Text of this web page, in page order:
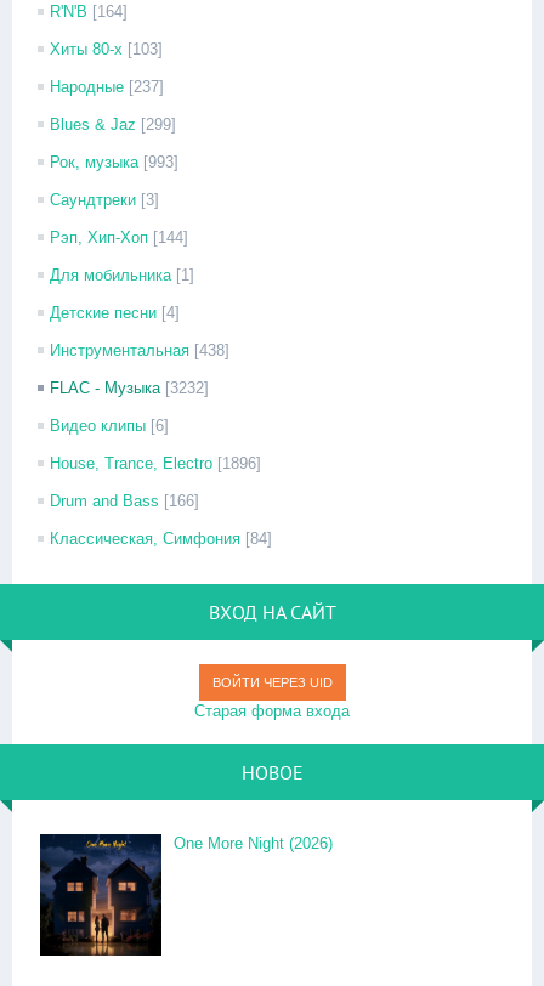
R'N'B [164]
Хиты 80-х [103]
Народные [237]
Blues & Jaz [299]
Рок, музыка [993]
Саундтреки [3]
Рэп, Хип-Хоп [144]
Для мобильника [1]
Детские песни [4]
Инструментальная [438]
FLAC - Музыка [3232]
Видео клипы [6]
House, Trance, Electro [1896]
Drum and Bass [166]
Классическая, Симфония [84]
ВХОД НА САЙТ
ВОЙТИ ЧЕРЕЗ UID
Старая форма входа
НОВОЕ
One More Night (2026)